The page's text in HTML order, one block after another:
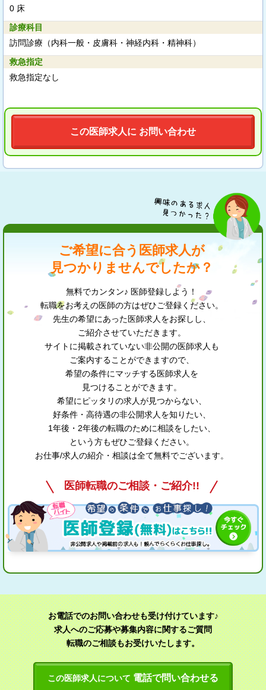
0 床
診療科目
訪問診療（内科一般・皮膚科・神経内科・精神科）
救急指定
救急指定なし
この医師求人に お問い合わせ
ご希望に合う医師求人が
見つかりませんでしたか？
無料でカンタン♪ 医師登録しよう！
転職をお考えの医師の方はぜひご登録ください。
先生の希望にあった医師求人をお探しし、
ご紹介させていただきます。
サイトに掲載されていない非公開の医師求人も
ご案内することができますので、
希望の条件にマッチする医師求人を
見つけることができます。
希望にピッタリの求人が見つからない、
好条件・高待遇の非公開求人を知りたい、
1年後・2年後の転職のために相談をしたい、
という方もぜひご登録ください。
お仕事/求人の紹介・相談は全て無料でございます。
医師転職のご相談・ご紹介!!
お電話でのお問い合わせも受け付けています♪
求人へのご応募や募集内容に関するご質問
転職のご相談もお受けいたします。
この医師求人について 電話で問い合わせる